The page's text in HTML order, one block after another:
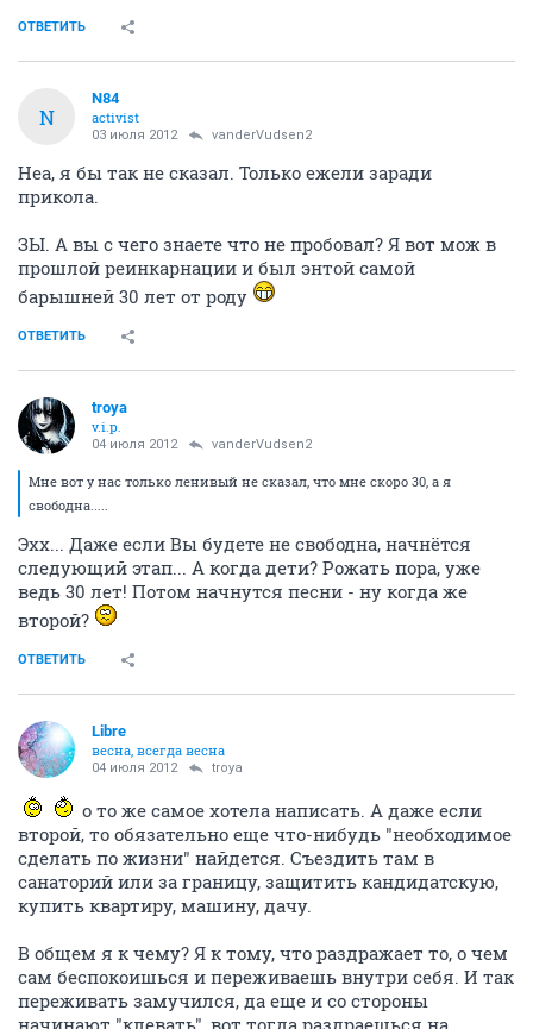
ОТВЕТИТЬ
N
N84
activist
03 июля 2012 vanderVudsen2
Неа, я бы так не сказал. Только ежели заради
прикола.
ЗЫ. А вы с чего знаете что не пробовал? Я вот мож в
прошлой реинкарнации и был энтой самой
барышней 30 лет от роду
ОТВЕТИТЬ
troya
v.i.p.
04 июля 2012 vanderVudsen2
Мне вот у нас только ленивый не сказал, что мне скоро 30, а я
свободна.....
Эхх... Даже если Вы будете не свободна, начнётся
следующий этап... А когда дети? Рожать пора, уже
ведь 30 лет! Потом начнутся песни - ну когда же
второй?
ОТВЕТИТЬ
Libre
весна, всегда весна
04 июля 2012 troya
о то же самое хотела написать. А даже если
второй, то обязательно еще что-нибудь "необходимое
сделать по жизни" найдется. Съездить там в
санаторий или за границу, защитить кандидатскую,
купить квартиру, машину, дачу.
В общем я к чему? Я к тому, что раздражает то, о чем
сам беспокоишься и переживаешь внутри себя. И так
переживать замучился, да еще и со стороны
начинают "клевать", вот тогда раздраешься на